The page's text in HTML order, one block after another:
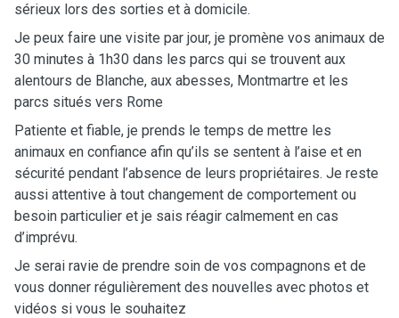
sérieux lors des sorties et à domicile.
Je peux faire une visite par jour, je promène vos animaux de
30 minutes à 1h30 dans les parcs qui se trouvent aux
alentours de Blanche, aux abesses, Montmartre et les
parcs situés vers Rome
Patiente et fiable, je prends le temps de mettre les
animaux en confiance afin qu’ils se sentent à l’aise et en
sécurité pendant l’absence de leurs propriétaires. Je reste
aussi attentive à tout changement de comportement ou
besoin particulier et je sais réagir calmement en cas
d’imprévu.
Je serai ravie de prendre soin de vos compagnons et de
vous donner régulièrement des nouvelles avec photos et
vidéos si vous le souhaitez